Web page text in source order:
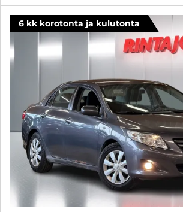
6 kk korotonta ja kulutonta